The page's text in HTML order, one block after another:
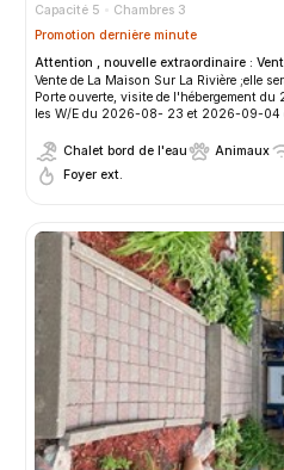
Capacité 5
Chambres 3
Promotion dernière minute
Attention , nouvelle extraordinaire :
Vente de La Maison Sur La Rivière ;elle
Porte ouverte, visite de l'hébergement du
les W/E du 2026-08- 23 et 2026-09-04
Chalet bord de l'eau Animaux
Foyer ext.